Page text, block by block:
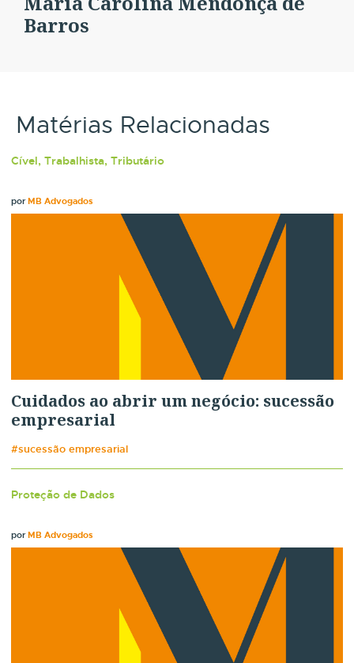
Barros
Matérias Relacionadas
Cível, Trabalhista, Tributário
porMB Advogados
Cuidados ao abrir um negócio: sucessão
empresarial
#sucessão empresarial
Proteção de Dados
porMB Advogados